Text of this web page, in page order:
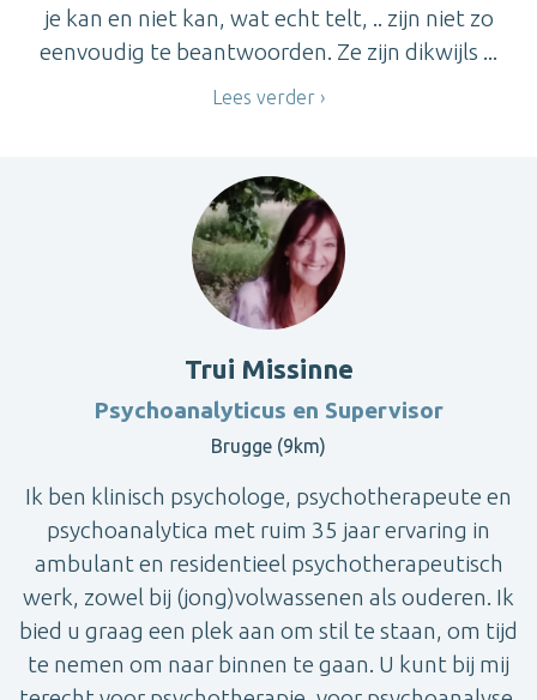
je kan en niet kan, wat echt telt, .. zijn niet zo
eenvoudig te beantwoorden. Ze zijn dikwijls ...
Lees verder
Trui Missinne
Psychoanalyticus en Supervisor
Brugge (9km)
Ik ben klinisch psychologe, psychotherapeute en
psychoanalytica met ruim 35 jaar ervaring in
ambulant en residentieel psychotherapeutisch
werk, zowel bij (jong)volwassenen als ouderen. Ik
bied u graag een plek aan om stil te staan, om tijd
te nemen om naar binnen te gaan. U kunt bij mij